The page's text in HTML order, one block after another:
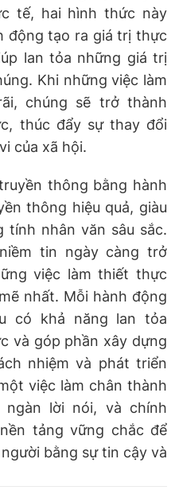
tế, hai hình thức này
động tạo ra giá trị thực
lan tỏa những giá trị
Khi những việc làm
chúng sẽ trở thành
thúc đẩy sự thay đổi
của xã hội.
thông bằng hành
thông hiệu quả, giàu
tính nhân văn sâu sắc.
tin ngày càng trở
việc làm thiết thực
nhất. Mỗi hành động
có khả năng lan tỏa
và góp phần xây dựng
nhiệm và phát triển
việc làm chân thành
lời nói, và chính
tảng vững chắc để
bằng sự tin cậy và